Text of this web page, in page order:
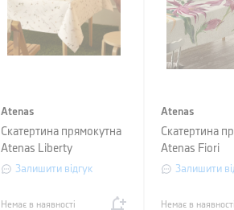
Atenas
Скатертина прямокутна
Atenas Liberty
White/Colorful, розмір
Залишити відгук
Немає в наявності
Atenas
Скатертина
Atenas Fiori
White/Colorful,
Залишити
Немає в наявності